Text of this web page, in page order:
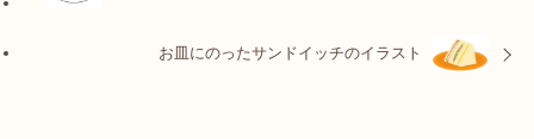
お皿にのったサンドイッチのイラスト